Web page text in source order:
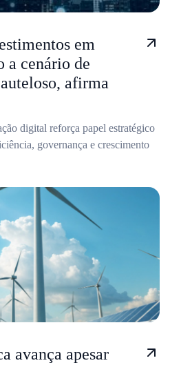
em
a cenário de
afirma
digital reforça papel estratégico
governança e crescimento
avança apesar